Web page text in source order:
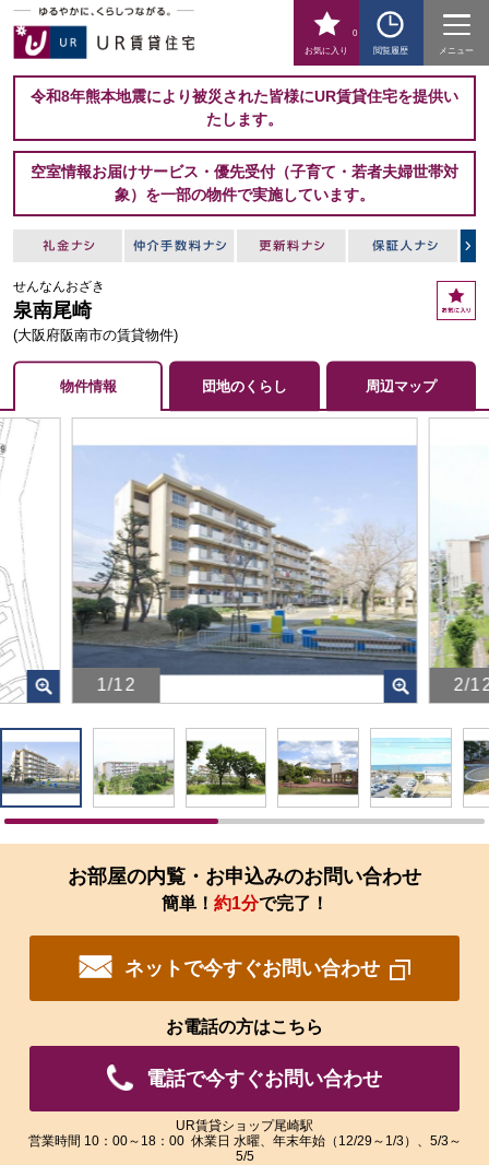
お気に入り
0
閲覧履歴
メニュー
令和8年熊本地震により被災された皆様にUR賃貸住宅を提供い
たします。
空室情報お届けサービス・優先受付（子育て・若者夫婦世帯対
象）を一部の物件で実施しています。
せんなんおざき
泉南尾崎
(大阪府阪南市の賃貸物件)
お
気
物件情報 団地のくらし 周辺マップ
1/12
画
を
ク
リ
す
拡
大
さ
い
2/
画
像
を
ク
リ
拡
い
お部屋の内覧・お申込みのお問い合わせ
簡単！ 約1分で完了！
ネットで今すぐお問い合わせ
お電話の方はこちら
電話で今すぐお問い合わせ
UR賃貸ショップ尾崎駅
営業時間 10：00～18：00 休業日 水曜、年末年始（12/29～1/3）、5/3～
5/5